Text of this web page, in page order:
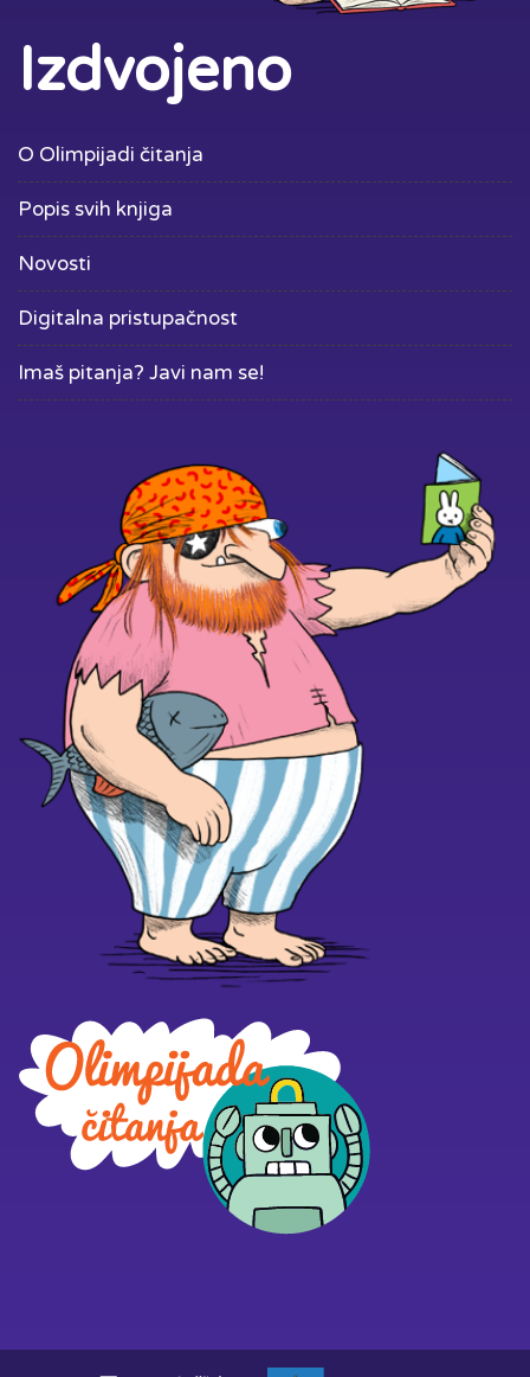
Izdvojeno
O Olimpijadi čitanja
Popis svih knjiga
Novosti
Digitalna pristupačnost
Imaš pitanja? Javi nam se!